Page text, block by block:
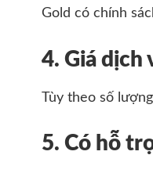
Gold có chính
4. Giá dịch
Tùy theo số
5. Có hỗ